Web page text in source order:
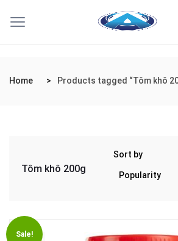
Home Products tagged “Tôm khô
Tôm khô 200g
Sort by
Sale!